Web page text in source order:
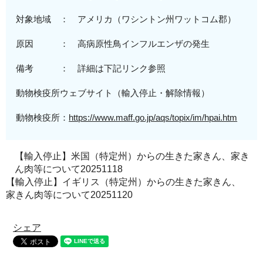
対象地域 ： アメリカ（ ワシントン州ワットコム郡）
原因 ：高病原性鳥インフルエンザの発生
備考 ： 詳細は下記リンク参照
動物検疫所ウェブサイト（輸入停止・解除情報）
動物検疫所： https://www.maff.go.jp/aqs/topix/im/hpai.htm
【輸入停止】米国（特定州）からの生きた家きん、家き
ん肉等について20251118
【輸入停止】イギリス（特定州）からの生きた家きん、
家きん肉等について20251120
シェア